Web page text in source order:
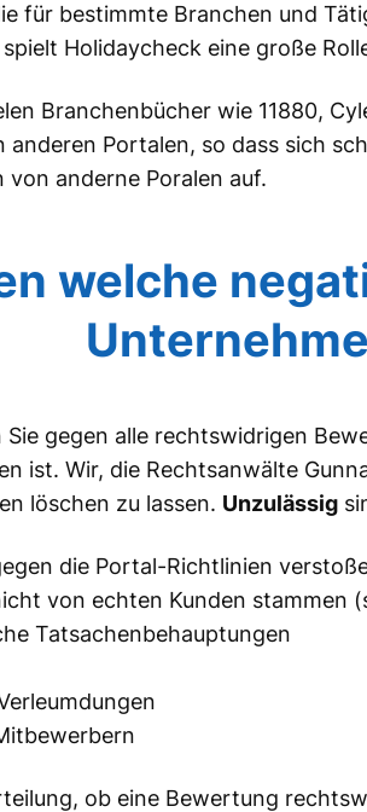
für bestimmte Branchen und
Holidaycheck eine große
Branchenbücher wie 11880,
anderen Portalen, so dass sich
anderne Poralen auf.
welche
gegen alle rechtswidrigen
ist. Wir, die Rechtsanwälte
löschen zu lassen. Unzulässig
die Portal-Richtlinien
von echten Kunden stammen
Tatsachenbehauptungen
ob eine Bewertung